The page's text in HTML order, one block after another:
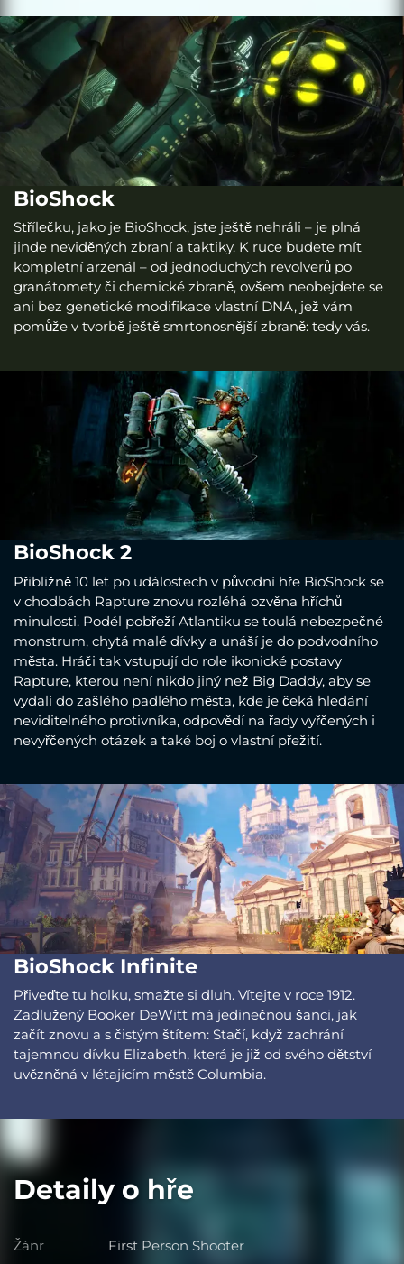
BioShock
Střílečku, jako je BioShock, jste ještě nehráli – je plná
jinde neviděných zbraní a taktiky. K ruce budete mít
kompletní arzenál – od jednoduchých revolverů po
granátomety či chemické zbraně, ovšem neobejdete se
ani bez genetické modifikace vlastní DNA, jež vám
pomůže v tvorbě ještě smrtonosnější zbraně: tedy vás.
BioShock 2
Přibližně 10 let po událostech v původní hře BioShock se
v chodbách Rapture znovu rozléhá ozvěna hříchů
minulosti. Podél pobřeží Atlantiku se toulá nebezpečné
monstrum, chytá malé dívky a unáší je do podvodního
města. Hráči tak vstupují do role ikonické postavy
Rapture, kterou není nikdo jiný než Big Daddy, aby se
vydali do zašlého padlého města, kde je čeká hledání
neviditelného protivníka, odpovědí na řady vyřčených i
nevyřčených otázek a také boj o vlastní přežití.
BioShock Infinite
Přiveďte tu holku, smažte si dluh. Vítejte v roce 1912.
Zadlužený Booker DeWitt má jedinečnou šanci, jak
začít znovu a s čistým štítem: Stačí, když zachrání
tajemnou dívku Elizabeth, která je již od svého dětství
uvězněná v létajícím městě Columbia.
Detaily o hře
Žánr Žánr
First Person Shooter